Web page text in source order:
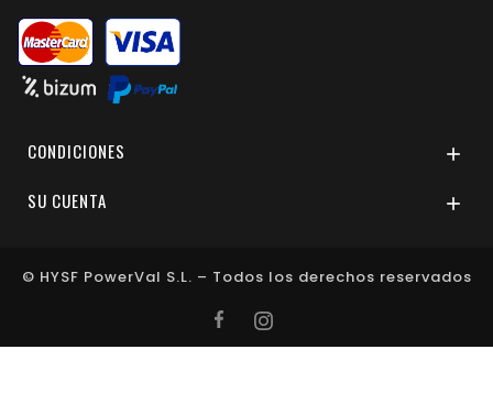
CONDICIONES 
SU CUENTA 
© HYSF PowerVal S.L. – Todos los derechos reservados